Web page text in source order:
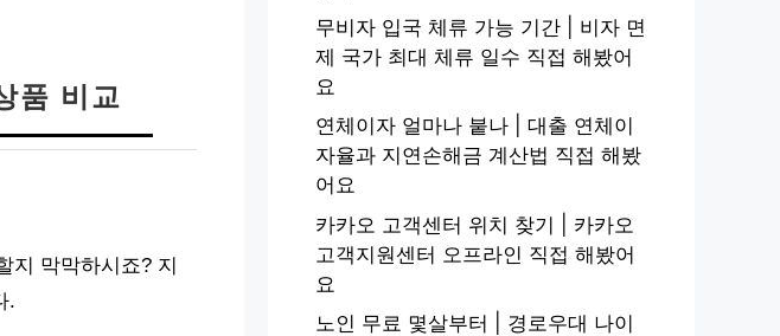
품 비교
지 막막하시죠? 지
.
무비자 입국 체류 가능 기간 | 비자 면
제 국가 최대 체류 일수 직접 해봤어
요
연체이자 얼마나 붙나 | 대출 연체이
자율과 지연손해금 계산법 직접 해봤
어요
카카오 고객센터 위치 찾기 | 카카오
고객지원센터 오프라인 직접 해봤어
요
노인 무료 몇살부터 | 경로우대 나이